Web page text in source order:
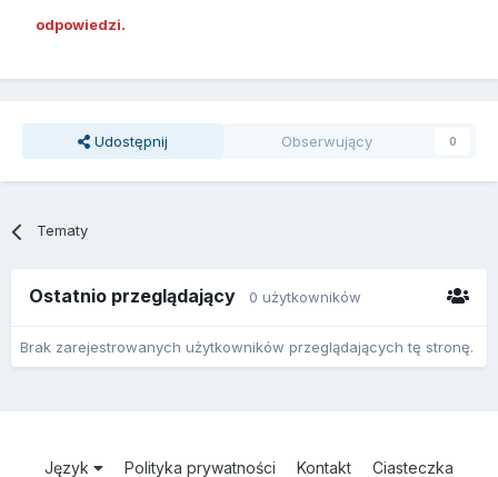
odpowiedzi.
Udostępnij Obserwujący 0
Tematy
Ostatnio przeglądający 0 użytkowników
Brak zarejestrowanych użytkowników przeglądających tę stronę.
Język Polityka prywatności Kontakt Ciasteczka